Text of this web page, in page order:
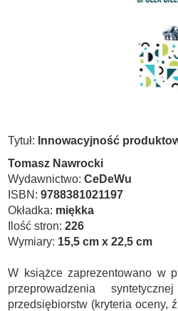
Tytuł: Innowacyjność
Tomasz Nawrocki
Wydawnictwo: CeDeWu
ISBN: 9788381021197
Okładka: miękka
Ilość stron: 226
Wymiary: 15,5 cm x 22,5 cm
W książce zaprezentowano w
przeprowadzenia
przedsiębiorstw (kryteria oceny,